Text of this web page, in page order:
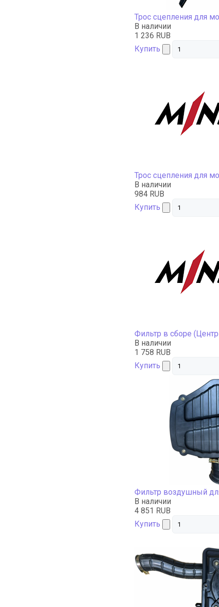
Трос сцепления для
В наличии
1 236 RUB
Купить
Трос сцепления для
В наличии
984 RUB
Купить
Фильтр в сборе
В наличии
1 758 RUB
Купить
Фильтр воздушный
В наличии
4 851 RUB
Купить